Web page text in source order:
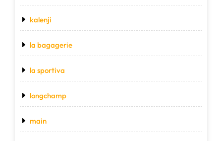
kalenji
la bagagerie
la sportiva
longchamp
main